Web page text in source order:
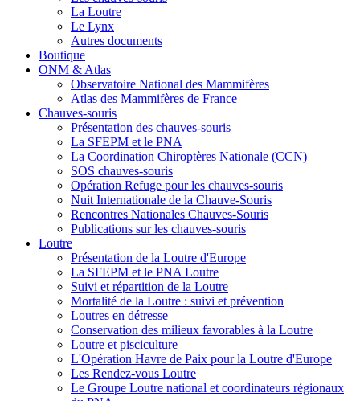
La Loutre
Le Lynx
Autres documents
Boutique
ONM & Atlas
Observatoire National des Mammifères
Atlas des Mammifères de France
Chauves-souris
Présentation des chauves-souris
La SFEPM et le PNA
La Coordination Chiroptères Nationale (CCN)
SOS chauves-souris
Opération Refuge pour les chauves-souris
Nuit Internationale de la Chauve-Souris
Rencontres Nationales Chauves-Souris
Publications sur les chauves-souris
Loutre
Présentation de la Loutre d'Europe
La SFEPM et le PNA Loutre
Suivi et répartition de la Loutre
Mortalité de la Loutre : suivi et prévention
Loutres en détresse
Conservation des milieux favorables à la Loutre
Loutre et pisciculture
L'Opération Havre de Paix pour la Loutre d'Europe
Les Rendez-vous Loutre
Le Groupe Loutre national et coordinateurs régionaux